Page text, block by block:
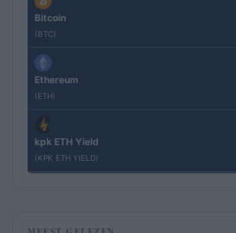
Bitcoin
(BTC)
Ethereum
(ETH)
kpk ETH Yield
(KPK ETH YIELD)